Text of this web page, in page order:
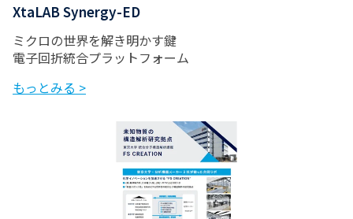
XtaLAB Synergy-ED
ミクロの世界を解き明かす鍵
電子回折統合プラットフォーム
もっとみる >